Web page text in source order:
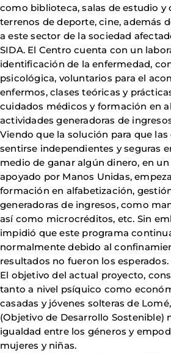
como biblioteca, salas de estudio y
terrenos de deporte, cine, además
a este sector de la sociedad
SIDA. El Centro cuenta con un
identificación de la enfermedad,
psicológica, voluntarios para el
enfermos, clases teóricas y
cuidados médicos y formación en
actividades generadoras de
Viendo que la solución para que
sentirse independientes y seguras
medio de ganar algún dinero, en
apoyado por Manos Unidas,
formación en alfabetización,
generadoras de ingresos, como
así como microcréditos, etc. Sin
impidió que este programa
normalmente debido al
resultados no fueron los esperados.
El objetivo del actual proyecto,
tanto a nivel psíquico como
casadas y jóvenes solteras de
(Objetivo de Desarrollo Sostenible)
igualdad entre los géneros y
mujeres y niñas.